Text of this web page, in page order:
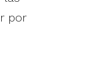
por